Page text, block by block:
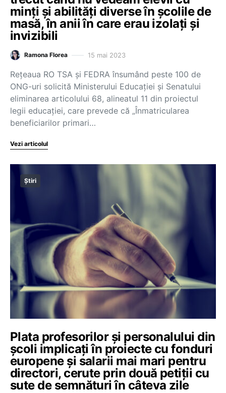
minți și abilități diverse în școlile de
masă, în anii în care erau izolați și
invizibili
Ramona Florea 15 mai 2023
Rețeaua RO TSA și FEDRA însumând peste 100 de
ONG-uri solicită Ministerului Educației și Senatului
eliminarea articolului 68, alineatul 11 din proiectul
legii educației, care prevede că „Înmatricularea
beneficiarilor primari…
Vezi articolul
Știri
Plata profesorilor și personalului din
școli implicați în proiecte cu fonduri
europene și salarii mai mari pentru
directori, cerute prin două petiții cu
sute de semnături în câteva zile